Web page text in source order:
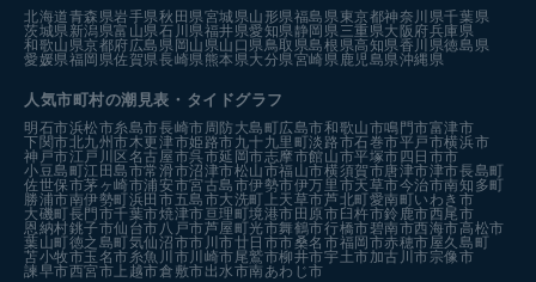
北海道青森県岩手県秋田県宮城県山形県福島県東京都神奈川県千葉県
茨城県新潟県富山県石川県福井県愛知県静岡県三重県大阪府兵庫県
和歌山県京都府広島県 岡山県山口県鳥取県島根県高知県香川県徳島県
愛媛県福岡県佐賀県長崎県熊本県大分県宮崎県鹿児島県沖縄県
人気市町村の潮見表・タイドグラフ
明石市浜松市糸島市長崎市周防大島町広島市和歌山市鳴門市富津市
下関市北九州市木更津市姫路市九十九里町淡路市石巻市平戸市横浜市
神戸市江戸川区 名古屋市呉市延岡市志摩市館山市平塚市 四日市市
小豆島町江田島市常滑市沼津市松山市福山市横須賀市唐津市津市長島町
佐世保市茅ヶ崎市浦安市宮古島市伊勢市伊万里市天草市今治市南知多町
勝浦市南伊勢町浜田市五島市大洗町 上天草市芦北町愛南町いわき市
大磯町長門市千葉市焼津市亘理町境港市 田原市 臼杵市鈴鹿市西尾市
恩納村銚子市仙台市八戸市芦屋町光市舞鶴市行橋市碧南市西海市高松市
葉山町徳之島町気仙沼市市川市廿日市市桑名市福岡市赤穂市屋久島町
苫小牧市玉名市糸魚川市川崎市尾鷲市柳井市宇土市加古川市宗像市
諫早市西宮市 上越市倉敷市出水市南あわじ市